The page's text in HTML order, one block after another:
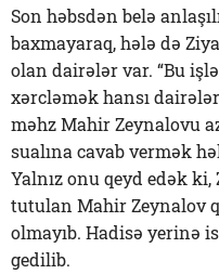
Son həbsdən belə
baxmayaraq, hələ də
olan dairələr var. “Bu
xərcləmək hansı
məhz Mahir Zeynalovu
sualına cavab vermək
Yalnız onu qeyd edək
tutulan Mahir Zeynalov
olmayıb. Hadisə yerinə
gedilib.